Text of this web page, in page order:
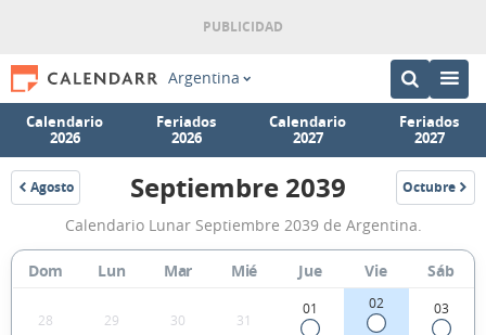
Argentina
Calendario
2026
Feriados
2026
Calendario
2027
Feriados
2027
Agosto
2039
Calendario
Lunar
Septiembre
Septiembre 2039 Octubre
2039
Calendario Lunar Septiembre 2039 de Argentina.
Dom Lun Mar Mié Jue Vie Sáb
28 29 30 31
01 02 03